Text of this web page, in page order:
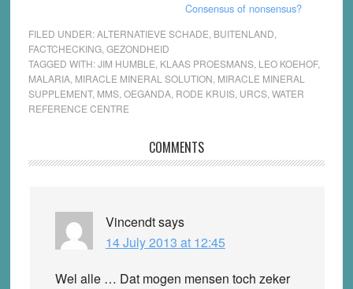
Consensus of nonsensus?
FILED UNDER:ALTERNATIEVE SCHADE BUITENLAND
FACTCHECKING, GEZONDHEID
TAGGED WITH:JIM HUMBLE KLAAS PROESMANS, LEO KOEHOF,
MALARIA, MIRACLE MINERAL SOLUTION MIRACLE MINERAL
SUPPLEMENT, MMS, OEGANDA, RODE KRUIS, URCS, WATER
REFERENCE CENTRE
Interactions
COMMENTS
Vincendtsays
14 July 2013 at 12:45
Wel alle … Dat mogen mensen toch zeker